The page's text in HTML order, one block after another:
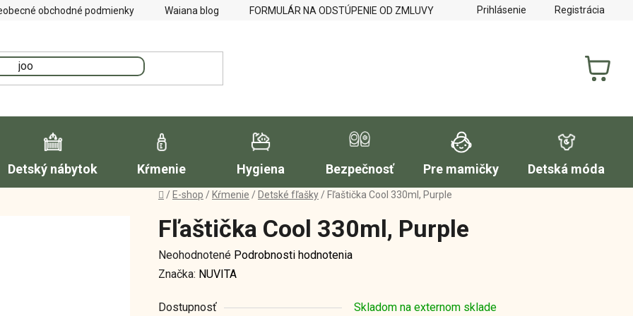
obchodné podmienky Waiana blog FORMULÁR NA ODSTÚPENIE OD ZMLUVY REKLAMAČNÝ PORIADOK
Prihlásenie Registrácia
KOŠÍK
Detský nábytok Kŕmenie Hygiena Bezpečnosť Pre mamičky Detská móda
Domov
/ E-shop / Kŕmenie / Detské fľašky / Fľaštička Cool 330ml, Purple
Fľaštička Cool 330ml, Purple
Priemerné
hodnotenie
je
Neohodnotené Podrobnosti hodnotenia
Značka: NUVITA
Dostupnosť Skladom na externom sklade